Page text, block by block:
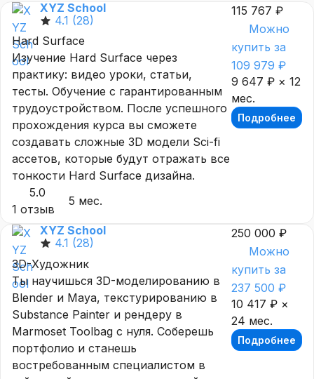
XYZ School
4.1 (28)
Hard Surface
Изучение Hard Surface через
практику: видео уроки, статьи,
тесты. Обучение с гарантированным
трудоустройством. После успешного
прохождения курса вы сможете
создавать сложные 3D модели Sci-fi
ассетов, которые будут отражать все
тонкости Hard Surface дизайна.
5.0
1 отзыв
5 мес.
115 767 ₽
Можно
купить за
109 979 ₽
9 647 ₽ × 12
мес.
Подробнее
XYZ School
4.1 (28)
3D-Художник
Ты научишься 3D-моделированию в
Blender и Maya, текстурированию в
Substance Painter и рендеру в
Marmoset Toolbag с нуля. Соберешь
портфолио и станешь
востребованным специалистом в
250 000 ₽
Можно
купить за
237 500 ₽
10 417 ₽ ×
24 мес.
Подробнее